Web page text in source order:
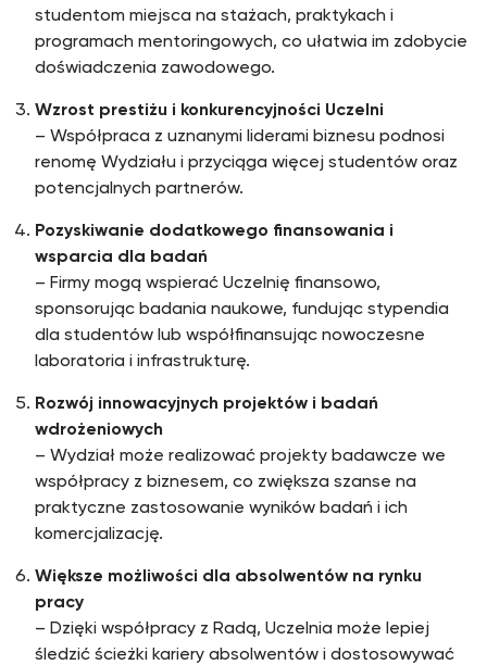
studentom miejsca na stażach, praktykach i
programach mentoringowych, co ułatwia im zdobycie
doświadczenia zawodowego.
Wzrost prestiżu i konkurencyjności Uczelni
– Współpraca z uznanymi liderami biznesu podnosi
renomę Wydziału i przyciąga więcej studentów oraz
potencjalnych partnerów.
Pozyskiwanie dodatkowego finansowania i
wsparcia dla badań
– Firmy mogą wspierać Uczelnię finansowo,
sponsorując badania naukowe, fundując stypendia
dla studentów lub współfinansując nowoczesne
laboratoria i infrastrukturę.
Rozwój innowacyjnych projektów i badań
wdrożeniowych
– Wydział może realizować projekty badawcze we
współpracy z biznesem, co zwiększa szanse na
praktyczne zastosowanie wyników badań i ich
komercjalizację.
Większe możliwości dla absolwentów na rynku
pracy
– Dzięki współpracy z Radą, Uczelnia może lepiej
śledzić ścieżki kariery absolwentów i dostosowywać